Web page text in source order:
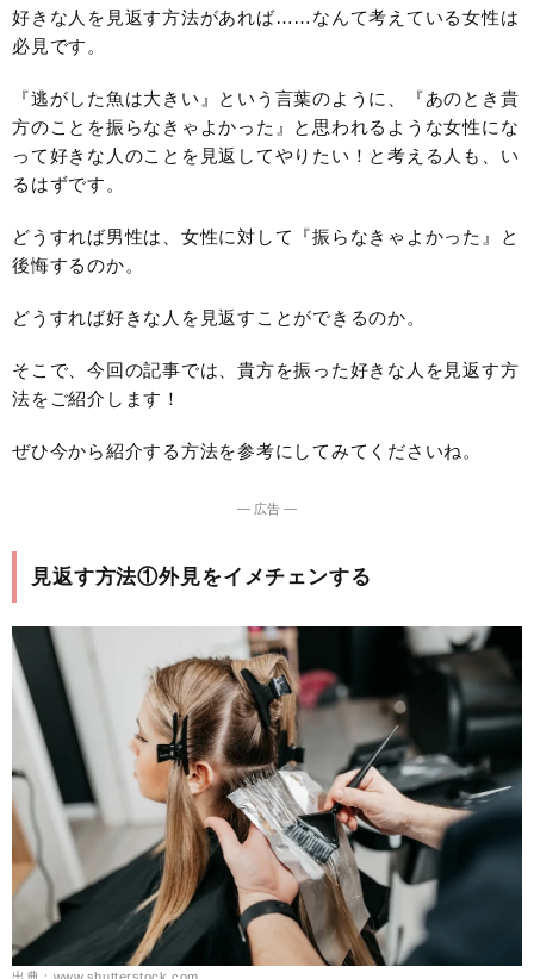
好きな人を見返す方法があれば……なんて考えている女性は
必見です。
『逃がした魚は大きい』という言葉のように、『あのとき貴
方のことを振らなきゃよかった』と思われるような女性にな
って好きな人のことを見返してやりたい！と考える人も、い
るはずです。
どうすれば男性は、女性に対して『振らなきゃよかった』と
後悔するのか。
どうすれば好きな人を見返すことができるのか。
そこで、今回の記事では、貴方を振った好きな人を見返す方
法をご紹介します！
ぜひ今から紹介する方法を参考にしてみてくださいね。
― 広告 ―
見返す方法①外見をイメチェンする